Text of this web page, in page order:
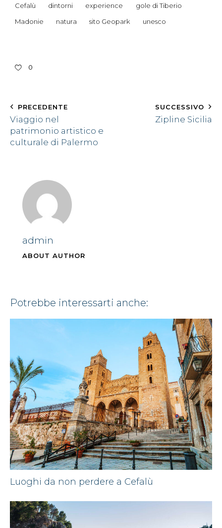
Cefalù dintorni experience gole di Tiberio
Madonie natura sito Geopark unesco
0
PRECEDENTE
Viaggio nel
patrimonio artistico e
culturale di Palermo
SUCCESSIVO
Zipline Sicilia
admin
ABOUT AUTHOR
potrebbe interessarti anche:
Luoghi da non perdere a Cefalù